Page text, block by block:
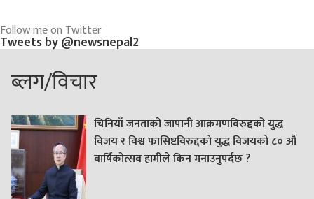
Follow me on Twitter
Tweets by @newsnepal2
ब्लग/विचार
चिनियाँ जनताको जापानी आक्रमणविरुद्दको युद्ध
विजय र विश्व फासिष्टविरुद्दको युद्ध विजयको ८० औं
वार्षिकोत्सव हामीले किन मनाउनुपर्दछ ?